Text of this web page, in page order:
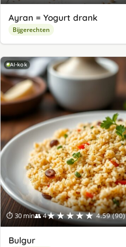
Ayran = Yogurt drank
Bijgerechten
AI-kok
⏱ 30 min👥 4★★★★★ 4.59 (90)
Bulgur